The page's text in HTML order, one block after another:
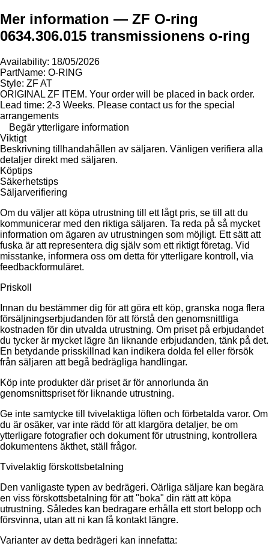
Mer information — ZF O-ring
0634.306.015 transmissionens o-ring
Availability: 18/05/2026
PartName: O-RING
Style: ZF AT
ORIGINAL ZF ITEM. Your order will be placed in back order.
Lead time: 2-3 Weeks. Please contact us for the special
arrangements
Begär ytterligare information
Viktigt
Beskrivning tillhandahållen av säljaren. Vänligen verifiera alla
detaljer direkt med säljaren.
Köptips
Säkerhetstips
Säljarverifiering
Om du väljer att köpa utrustning till ett lågt pris, se till att du
kommunicerar med den riktiga säljaren. Ta reda på så mycket
information om ägaren av utrustningen som möjligt. Ett sätt att
fuska är att representera dig själv som ett riktigt företag. Vid
misstanke, informera oss om detta för ytterligare kontroll, via
feedbackformuläret.
Priskoll
Innan du bestämmer dig för att göra ett köp, granska noga flera
försäljningserbjudanden för att förstå den genomsnittliga
kostnaden för din utvalda utrustning. Om priset på erbjudandet
du tycker är mycket lägre än liknande erbjudanden, tänk på det.
En betydande prisskillnad kan indikera dolda fel eller försök
från säljaren att begå bedrägliga handlingar.
Köp inte produkter där priset är för annorlunda än
genomsnittspriset för liknande utrustning.
Ge inte samtycke till tvivelaktiga löften och förbetalda varor. Om
du är osäker, var inte rädd för att klargöra detaljer, be om
ytterligare fotografier och dokument för utrustning, kontrollera
dokumentens äkthet, ställ frågor.
Tvivelaktig förskottsbetalning
Den vanligaste typen av bedrägeri. Oärliga säljare kan begära
en viss förskottsbetalning för att "boka" din rätt att köpa
utrustning. Således kan bedragare erhålla ett stort belopp och
försvinna, utan att ni kan få kontakt längre.
Varianter av detta bedrägeri kan innefatta: